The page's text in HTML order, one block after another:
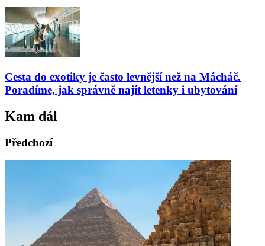
Cesta do exotiky je často levnější než na Mácháč.
Poradíme, jak správně najít letenky i ubytování
Kam dál
Předchozí